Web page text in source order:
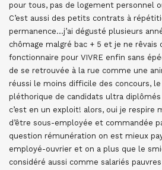
pour tous, pas de logement personnel
C’est aussi des petits contrats à
permanence…j’ai dégusté plusieurs
chômage malgré bac + 5 et je ne rêvais
fonctionnaire pour VIVRE enfin sans
de se retrouvée à la rue comme une
réussi le moins difficile des concours,
pléthorique de candidats ultra
c’est en un exploit! alors, oui je respire
d’être sous-employée et commandée
question rémunération on est mieux
employé-ouvrier et on a plus que le
considéré aussi comme salariés